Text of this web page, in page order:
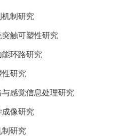
制研究
触可塑性研究
环路研究
研究
感觉信息处理研究
像研究
研究